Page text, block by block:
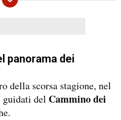
panorama dei
della scorsa stagione, nel
del Cammino dei